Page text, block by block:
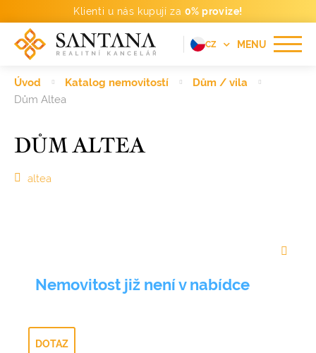
Klienti u nás kupují za 0% provize!
MENU
CZ
Úvod Katalog nemovitostí
Dům / vila
Dům Altea
DŮM ALTEA
altea
Nemovitost již není v nabídce
DOTAZ